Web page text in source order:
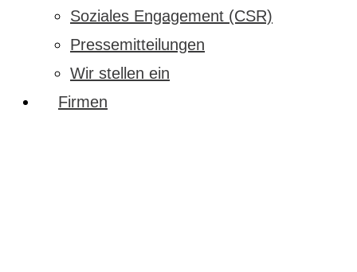
Soziales Engagement (CSR)
Pressemitteilungen
Wir stellen ein
Firmen